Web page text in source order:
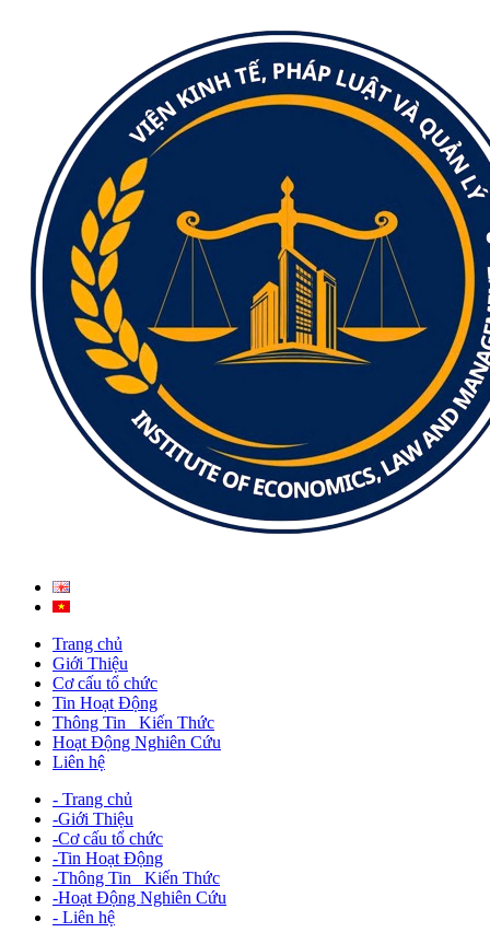
Trang chủ
Giới Thiệu
Cơ cấu tổ chức
Tin Hoạt Động
Thông Tin _Kiến Thức
Hoạt Động Nghiên Cứu
Liên hệ
- Trang chủ
-Giới Thiệu
-Cơ cấu tổ chức
-Tin Hoạt Động
-Thông Tin _Kiến Thức
-Hoạt Động Nghiên Cứu
- Liên hệ